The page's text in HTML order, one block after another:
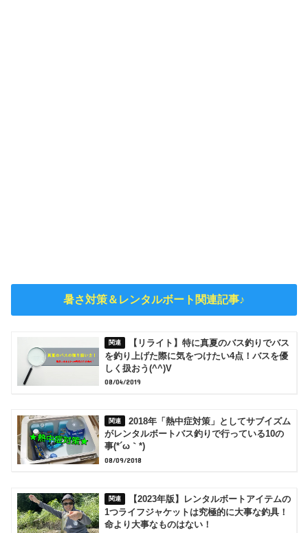
暑さ対策＆レンタルボート関連記事♪
【リライト】特に真夏のバス釣りでバス
を釣り上げた際に気をつけたい4点！バスを優
しく扱おう(^^)V
08/04/2019
2018年「熱中症対策」としてサブイズム
がレンタルボートバス釣りで行っている10の
事(*´ω｀*)
08/09/2018
【2023年版】レンタルボートアイテムの
1つライフジャケットは究極的に大事な釣具！
命より大事なものはない！